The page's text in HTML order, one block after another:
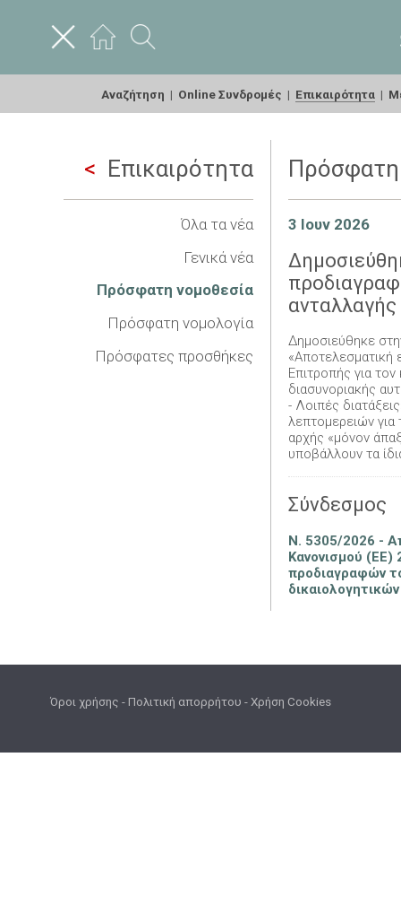
Αναζήτηση | Online Συνδρομές | Επικαιρότητα |
Επικαιρότητα
Όλα τα νέα
Γενικά νέα
Πρόσφατη νομοθεσία
Πρόσφατη νομολογία
Πρόσφατες προσθήκες
Πρόσφατη
3 Ιουν 2026
ανταλλαγής
Δημοσιεύθηκε
«Αποτελεσματική
Επιτροπής για
διασυνοριακής
- Λοιπές
λεπτομερειών για
αρχής «μόνον
υποβάλλουν τα
Σύνδεσμος
Ν. 5305/2026 -
Κανονισμού (ΕΕ)
προδιαγραφών
Όροι χρήσης -Πολιτική απορρήτου -Χρήση Cookies